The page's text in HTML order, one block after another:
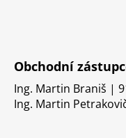
Obchodní
Ing. Martin Braniš |
Ing. Martin